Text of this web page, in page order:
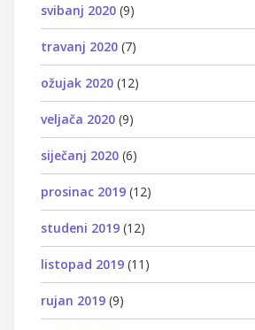
svibanj 2020 (9)
travanj 2020 (7)
ožujak 2020 (12)
veljača 2020 (9)
siječanj 2020 (6)
prosinac 2019 (12)
studeni 2019 (12)
listopad 2019 (11)
rujan 2019 (9)